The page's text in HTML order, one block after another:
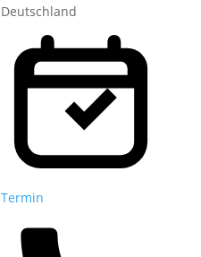
Deutschland
Termin